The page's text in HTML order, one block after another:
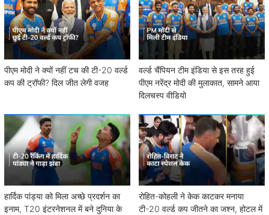
पीएम मोदी ने क्यों नहीं टच की टी-20 वर्ल्ड
कप की ट्रॉफी? दिल जीत लेगी वजह
वर्ल्ड चैंपियन टीम इंडिया से इस तरह हुई
पीएम नरेंद्र मोदी की मुलाकात, सामने आया
दिलचस्प वीडियो
हार्दिक पांड्या को मिला अच्छे प्रदर्शन का
इनाम, T20 इंटरनेशनल में बने दुनिया के
रोहित-कोहली ने केक काटकर मनाया
टी-20 वर्ल्ड कप जीतने का जश्न, होटल में